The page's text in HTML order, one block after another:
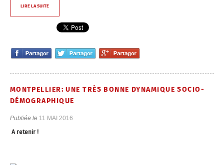
LIRE LA SUITE
MONTPELLIER: UNE TRÈS BONNE DYNAMIQUE SOCIO-
DÉMOGRAPHIQUE
Publiée le 11 MAI 2016
A retenir !